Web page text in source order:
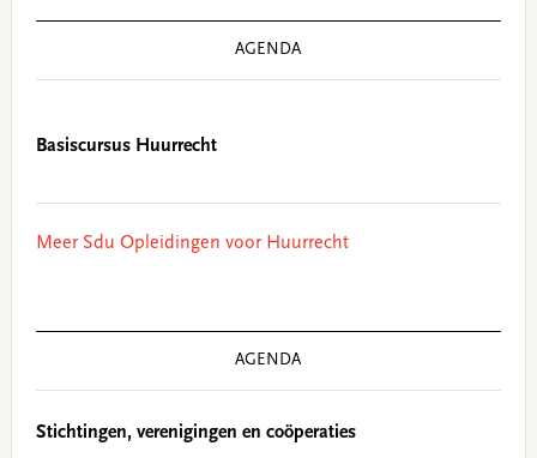
AGENDA
Basiscursus Huurrecht
Meer Sdu Opleidingen voor Huurrecht
AGENDA
Stichtingen, verenigingen en coöperaties